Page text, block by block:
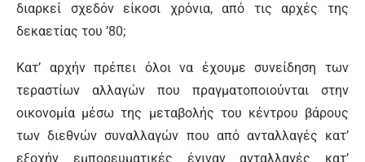
διαρκεί σχεδόν είκοσι χρόνια, από τις αρχές της
δεκαετίας του ’80;
Κατ’ αρχήν πρέπει όλοι να έχουμε συνείδηση των
τεραστίων αλλαγών που πραγματοποιούνται στην
οικονομία μέσω της μεταβολής του κέντρου βάρους
των διεθνών συναλλαγών που από ανταλλαγές κατ’
εξοχήν εμπορευματικές έγιναν ανταλλαγές κατ’